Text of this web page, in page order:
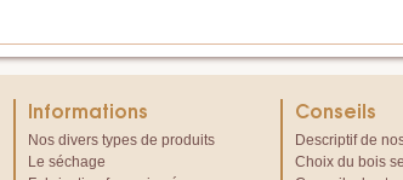
Informations
Nos divers types de produits
Le séchage
Conseils
Descriptif de
Choix du bois